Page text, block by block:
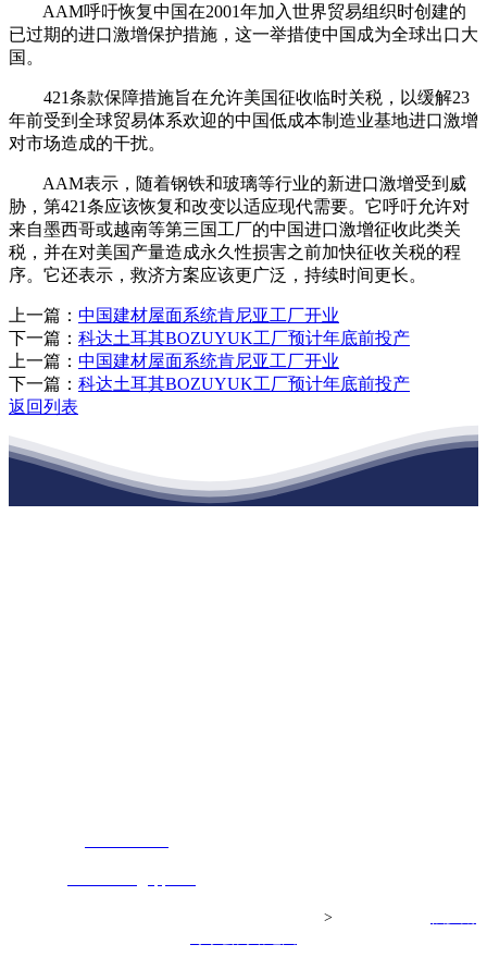
AAM呼吁恢复中国在2001年加入世界贸易组织时创建的
已过期的进口激增保护措施，这一举措使中国成为全球出口大
国。
421条款保障措施旨在允许美国征收临时关税，以缓解23
年前受到全球贸易体系欢迎的中国低成本制造业基地进口激增
对市场造成的干扰。
AAM表示，随着钢铁和玻璃等行业的新进口激增受到威
胁，第421条应该恢复和改变以适应现代需要。它呼吁允许对
来自墨西哥或越南等第三国工厂的中国进口激增征收此类关
税，并在对美国产量造成永久性损害之前加快征收关税的程
序。它还表示，救济方案应该更广泛，持续时间更长。
上一篇： 中国建材屋面系统肯尼亚工厂开业
下一篇： 科达土耳其BOZUYUK工厂预计年底前投产
上一篇： 中国建材屋面系统肯尼亚工厂开业
下一篇： 科达土耳其BOZUYUK工厂预计年底前投产
返回列表
>